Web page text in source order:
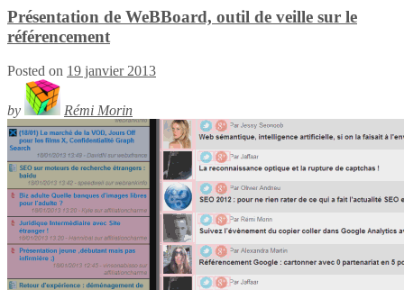
Présentation de WeBBoard, outil de veille sur le
référencement
Posted on 19 janvier 2013
by Rémi Morin